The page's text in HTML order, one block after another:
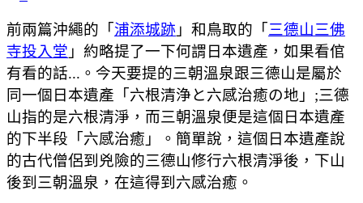
前兩篇沖繩的「 浦添城跡 」和鳥取的「 三德山三佛
寺投入堂 」約略提了一下何謂日本遺產，如果看倌
有看的話...。今天要提的三朝溫泉跟三德山是屬於
同一個日本遺產「六根清浄と六感治癒の地」;三德
山指的是六根清淨，而三朝溫泉便是這個日本遺產
的下半段「六感治癒」。簡單說，這個日本遺產說
的古代僧侶到兇險的三德山修行六根清淨後，下山
後到三朝溫泉，在這得到六感治癒。